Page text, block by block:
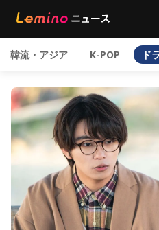
韓流・アジア K-POP ド